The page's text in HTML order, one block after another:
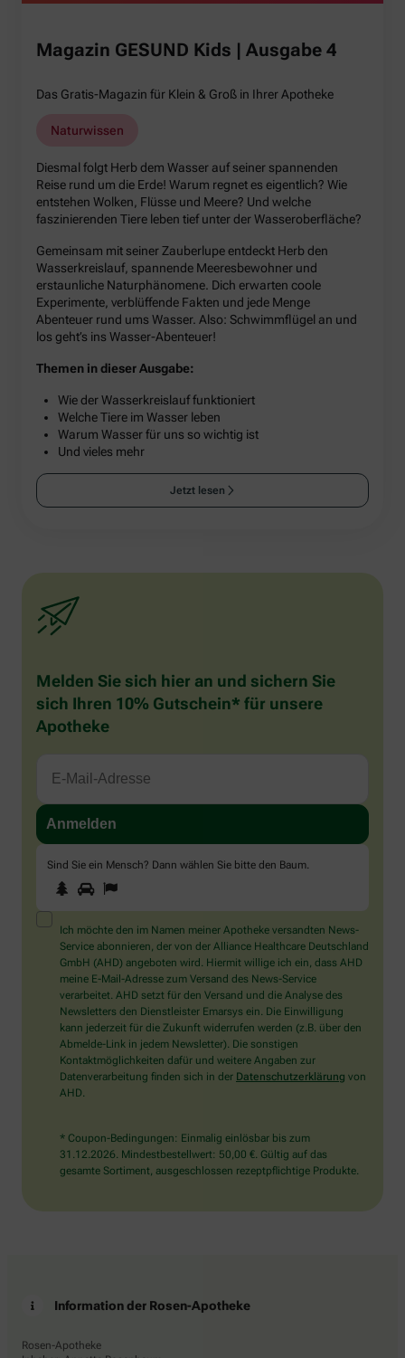
Magazin GESUND Kids | Ausgabe 4
Das Gratis-Magazin für Klein & Groß in Ihrer Apotheke
Naturwissen
Diesmal folgt Herb dem Wasser auf seiner spannenden
Reise rund um die Erde! Warum regnet es eigentlich? Wie
entstehen Wolken, Flüsse und Meere? Und welche
faszinierenden Tiere leben tief unter der Wasseroberfläche?
Gemeinsam mit seiner Zauberlupe entdeckt Herb den
Wasserkreislauf, spannende Meeresbewohner und
erstaunliche Naturphänomene. Dich erwarten coole
Experimente, verblüffende Fakten und jede Menge
Abenteuer rund ums Wasser. Also: Schwimmflügel an und
los geht’s ins Wasser-Abenteuer!
Themen in dieser Ausgabe:
Wie der Wasserkreislauf funktioniert
Welche Tiere im Wasser leben
Warum Wasser für uns so wichtig ist
Und vieles mehr
Jetzt lesen
Melden Sie sich hier an und sichern Sie
sich Ihren 10% Gutschein* für unsere
Apotheke
Sind Sie ein Mensch? Dann wählen Sie bitte den Baum.
Sind
Sie
ein
Mensch?
Dann
wählen
Sie
bitte
den
Baum.
1 2
Ich möchte den im Namen meiner Apotheke versandten News-
Service abonnieren, der von der Alliance Healthcare Deutschland
GmbH (AHD) angeboten wird. Hiermit willige ich ein, dass AHD
meine E-Mail-Adresse zum Versand des News-Service
verarbeitet. AHD setzt für den Versand und die Analyse des
Newsletters den Dienstleister Emarsys ein. Die Einwilligung
kann jederzeit für die Zukunft widerrufen werden (z.B. über den
Abmelde-Link in jedem Newsletter). Die sonstigen
Kontaktmöglichkeiten dafür und weitere Angaben zur
Datenverarbeitung finden sich in der Datenschutzerklärung von
AHD.
* Coupon-Bedingungen: Einmalig einlösbar bis zum
31.12.2026. Mindestbestellwert: 50,00 €. Gültig auf das
gesamte Sortiment, ausgeschlossen rezeptpflichtige Produkte.
Information der Rosen-Apotheke
Rosen-Apotheke